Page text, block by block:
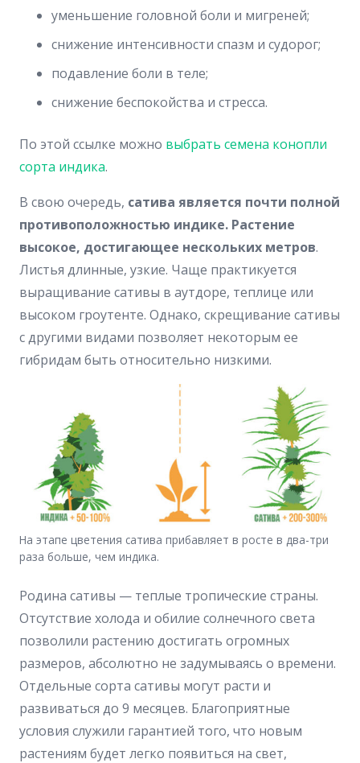
уменьшение головной боли и мигреней;
снижение интенсивности спазм и судорог;
подавление боли в теле;
снижение беспокойства и стресса.
По этой ссылке можно выбрать семена конопли
сорта индика.
В свою очередь, сатива является почти полной
противоположностью индике. Растение
высокое, достигающее нескольких метров.
Листья длинные, узкие. Чаще практикуется
выращивание сативы в аутдоре, теплице или
высоком гроутенте. Однако, скрещивание сативы
с другими видами позволяет некоторым ее
гибридам быть относительно низкими.
На этапе цветения сатива прибавляет в росте в два-три
раза больше, чем индика.
Родина сативы — теплые тропические страны.
Отсутствие холода и обилие солнечного света
позволили растению достигать огромных
размеров, абсолютно не задумываясь о времени.
Отдельные сорта сативы могут расти и
развиваться до 9 месяцев. Благоприятные
условия служили гарантией того, что новым
растениям будет легко появиться на свет,